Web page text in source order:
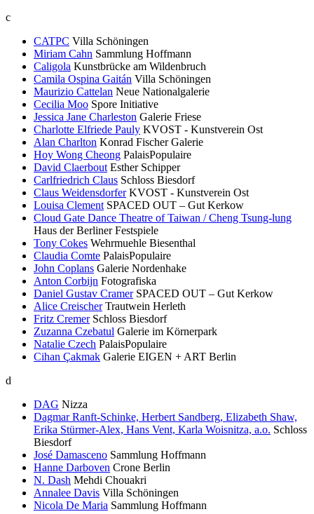
c
CATPC Villa Schöningen
Miriam Cahn Sammlung Hoffmann
Caligola Kunstbrücke am Wildenbruch
Camila Ospina Gaitán Villa Schöningen
Maurizio Cattelan Neue Nationalgalerie
Cecilia Moo Spore Initiative
Jessica Jane Charleston Galerie Friese
Charlotte Elfriede Pauly KVOST - Kunstverein Ost
Alan Charlton Konrad Fischer Galerie
Hoy Wong Cheong PalaisPopulaire
David Claerbout Esther Schipper
Carlfriedrich Claus Schloss Biesdorf
Claus Weidensdorfer KVOST - Kunstverein Ost
Louisa Clement SPACED OUT – Gut Kerkow
Cloud Gate Dance Theatre of Taiwan / Cheng Tsung-lung
Haus der Berliner Festspiele
Tony Cokes Wehrmuehle Biesenthal
Claudia Comte PalaisPopulaire
John Coplans Galerie Nordenhake
Anton Corbijn Fotografiska
Daniel Gustav Cramer SPACED OUT – Gut Kerkow
Alice Creischer Trautwein Herleth
Fritz Cremer Schloss Biesdorf
Zuzanna Czebatul Galerie im Körnerpark
Natalie Czech PalaisPopulaire
Cihan Çakmak Galerie EIGEN + ART Berlin
d
DAG Nizza
Dagmar Ranft-Schinke, Herbert Sandberg, Elizabeth Shaw,
Erika Stürmer-Alex, Hans Vent, Karla Woisnitza, a.o. Schloss
Biesdorf
José Damasceno Sammlung Hoffmann
Hanne Darboven Crone Berlin
N. Dash Mehdi Chouakri
Annalee Davis Villa Schöningen
Nicola De Maria Sammlung Hoffmann